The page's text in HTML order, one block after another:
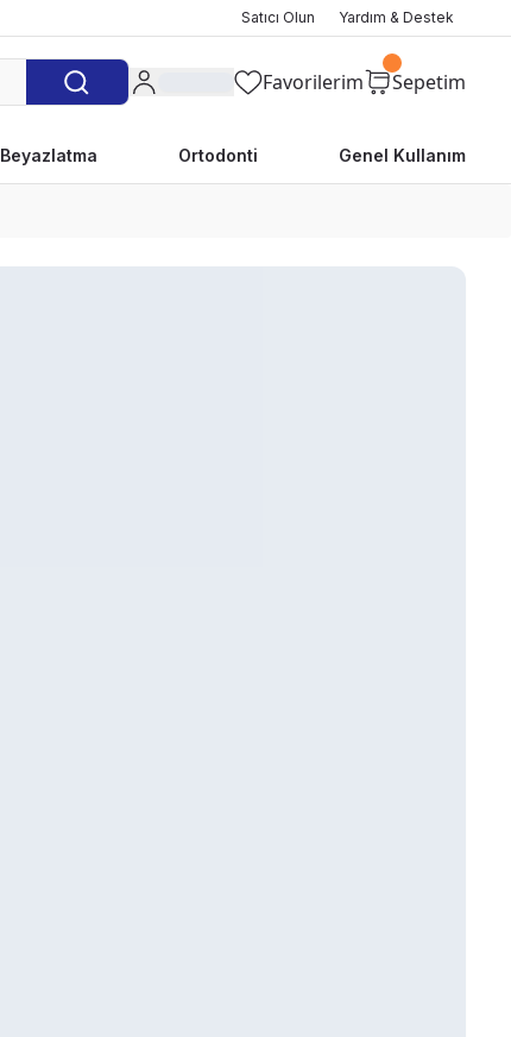
Satıcı Olun Yardım & Destek
Favorilerim Sepetim
Beyazlatma Ortodonti Genel Kullanım